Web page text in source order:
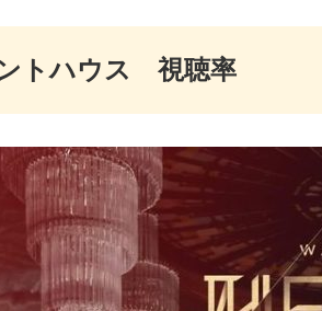
トハウス 視聴率